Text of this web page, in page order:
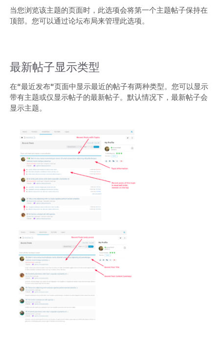
当您浏览该主题的页面时，此选项会将第一个主题帖子保持在
顶部。您可以通过论坛布局来管理此选项。
最新帖子显示类型
在“最近发布”页面中显示最近的帖子有两种类型。您可以显示
带有主题或仅显示帖子的最新帖子。默认情况下，最新帖子会
显示主题。